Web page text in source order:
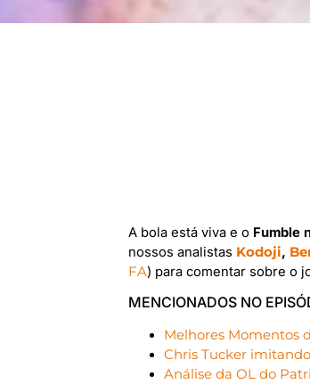
A bola está viva e o Fumble
nossos analistas Kodoji,
FA) para comentar sobre o
MENCIONADOS NO
Melhores Momentos
Chris Tucker
Análise da OL do